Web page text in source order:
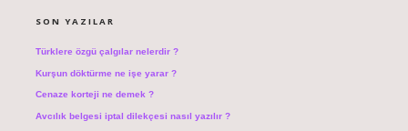
SON YAZILAR
Türklere özgü çalgılar nelerdir ?
Kurşun döktürme ne işe yarar ?
Cenaze korteji ne demek ?
Avcılık belgesi iptal dilekçesi nasıl yazılır ?